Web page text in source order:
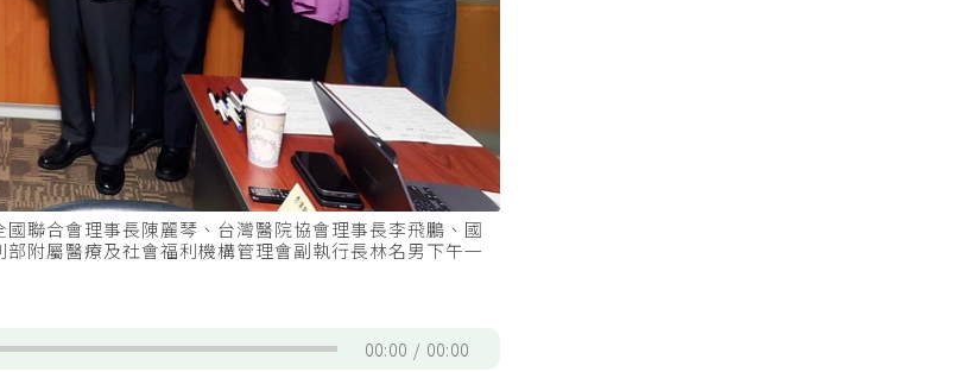
聯合會理事長陳麗琴、台灣醫院協會理事長李飛鵬、國
附屬醫療及社會福利機構管理會副執行長林名男下午一
00:00 00:00